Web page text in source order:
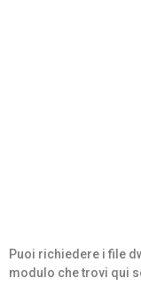
Puoi richiedere i file
modulo che trovi qui